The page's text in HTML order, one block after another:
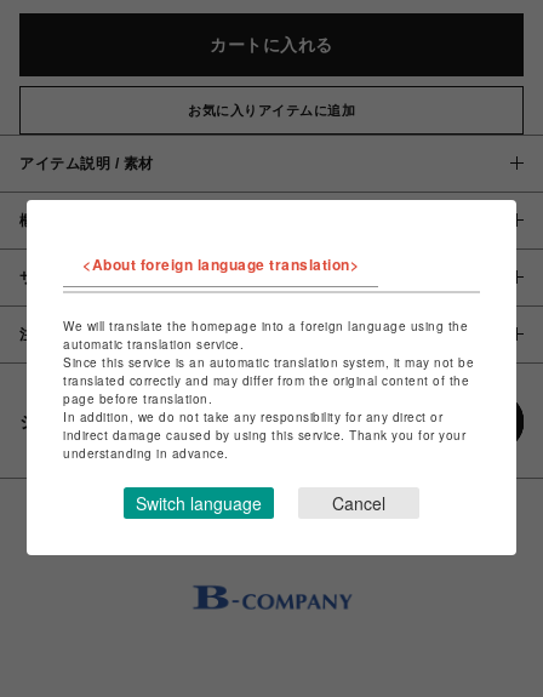
カートに入れる
お気に入りアイテムに追加
アイテム説明 / 素材
概要
サイズ
注意事項
シェアする
<About foreign language translation>
We will translate the homepage into a foreign language using the
automatic translation service.
Since this service is an automatic translation system, it may not be
translated correctly and may differ from the original content of the
page before translation.
In addition, we do not take any responsibility for any direct or
indirect damage caused by using this service. Thank you for your
understanding in advance.
Switch language Cancel